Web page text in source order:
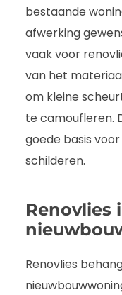
bestaande
afwerking
vaak voor
van het
om kleine
te camoufleren.
goede basis
schilderen.
Renovlies
Renovlies